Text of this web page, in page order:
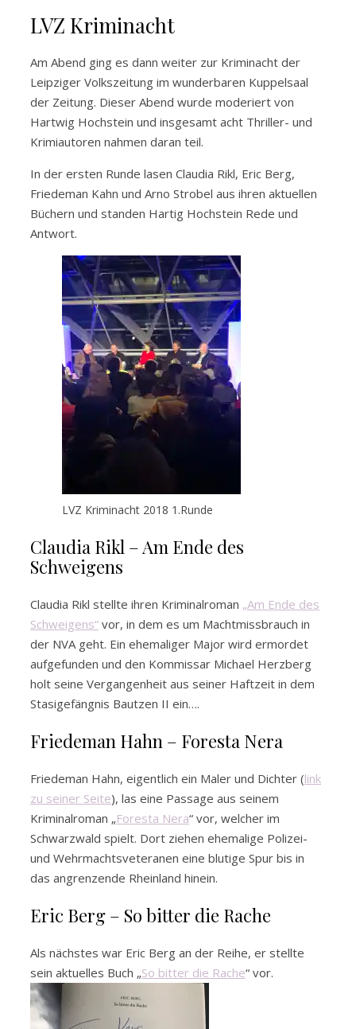
LVZ Kriminacht
Am Abend ging es dann weiter zur Kriminacht der
Leipziger Volkszeitung im wunderbaren Kuppelsaal
der Zeitung. Dieser Abend wurde moderiert von
Hartwig Hochstein und insgesamt acht Thriller- und
Krimiautoren nahmen daran teil.
In der ersten Runde lasen Claudia Rikl, Eric Berg,
Friedeman Kahn und Arno Strobel aus ihren aktuellen
Büchern und standen Hartig Hochstein Rede und
Antwort.
LVZ Kriminacht 2018 1.Runde
Claudia Rikl – Am Ende des
Schweigens
Claudia Rikl stellte ihren Kriminalroman „Am Ende des
Schweigens“ vor, in dem es um Machtmissbrauch in
der NVA geht. Ein ehemaliger Major wird ermordet
aufgefunden und den Kommissar Michael Herzberg
holt seine Vergangenheit aus seiner Haftzeit in dem
Stasigefängnis Bautzen II ein….
Friedeman Hahn – Foresta Nera
Friedeman Hahn, eigentlich ein Maler und Dichter (link
zu seiner Seite), las eine Passage aus seinem
Kriminalroman „Foresta Nera“ vor, welcher im
Schwarzwald spielt. Dort ziehen ehemalige Polizei-
und Wehrmachtsveteranen eine blutige Spur bis in
das angrenzende Rheinland hinein.
Eric Berg – So bitter die Rache
Als nächstes war Eric Berg an der Reihe, er stellte
sein aktuelles Buch „So bitter die Rache“ vor.